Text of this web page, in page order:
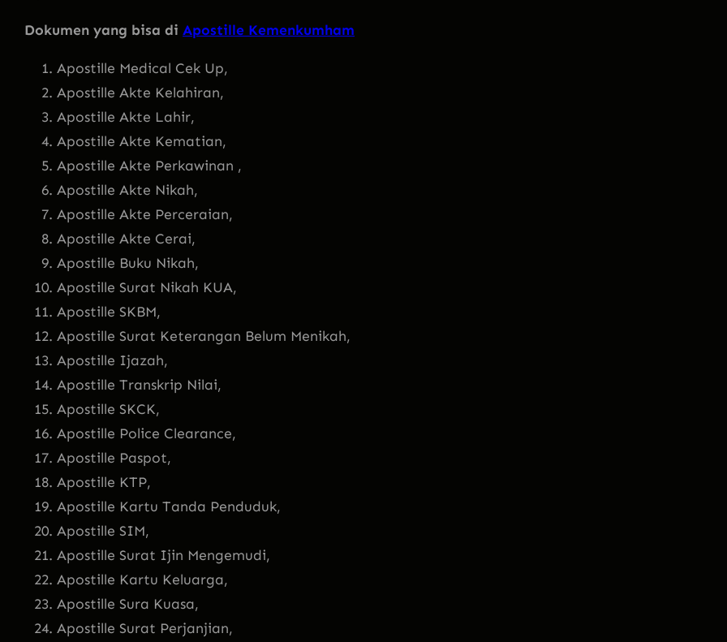
Dokumen yang bisa di Apostille Kemenkumham
Apostille Medical Cek Up,
Apostille Akte Kelahiran,
Apostille Akte Lahir,
Apostille Akte Kematian,
Apostille Akte Perkawinan ,
Apostille Akte Nikah,
Apostille Akte Perceraian,
Apostille Akte Cerai,
Apostille Buku Nikah,
Apostille Surat Nikah KUA,
Apostille SKBM,
Apostille Surat Keterangan Belum Menikah,
Apostille Ijazah,
Apostille Transkrip Nilai,
Apostille SKCK,
Apostille Police Clearance,
Apostille Paspot,
Apostille KTP,
Apostille Kartu Tanda Penduduk,
Apostille SIM,
Apostille Surat Ijin Mengemudi,
Apostille Kartu Keluarga,
Apostille Sura Kuasa,
Apostille Surat Perjanjian,